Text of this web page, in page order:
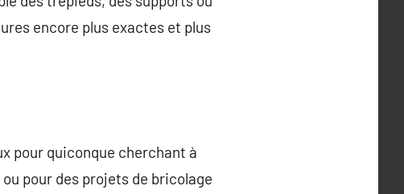
encore plus exactes et plus
pour quiconque cherchant à
pour des projets de bricolage